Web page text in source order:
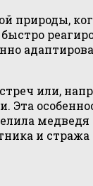
природы,
или,
и стража